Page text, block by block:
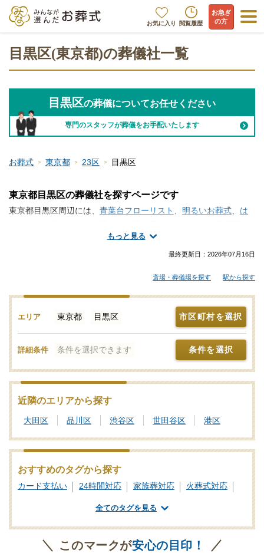
お気に入り 閲覧履歴
お急ぎ
の方
目黒区(東京都)の葬儀社一覧
目黒区の葬儀についてお任せください
専門のスタッフが葬儀をお手配いたします
お葬式 東京都 23区 目黒区
もっと見る
東京都目黒区の葬儀社を探すページです
東京都目黒区周辺には、 青葉台フローリスト 、 明るいお葬式、 は
は複数の葬儀社がございます。火葬のみ、一日葬、家族葬、一般
的な葬儀など、手厚く真心のこもったサービスが魅力の葬儀社か
せて選択することが大切です。各葬儀社の特徴、おすすめの葬儀
社などをご覧ください。「みんなが選んだお葬式」では、基準を
満たした目黒区対応の葬儀社をご紹介しております。少しでもご
不明点などがあれば、些細と思われることでも遠慮なく、お電話
最終更新日： 2026年07月16日
斎場・葬儀場を探す 駅から探す
エリア 東京都 目黒区 市区町村を選択
詳細条件 条件を選択できます 条件を選択
近隣のエリアから探す
大田区 品川区 渋谷区 世田谷区 港区
おすすめのタグから探す
カード支払い 24時間対応 家族葬対応
火葬式対応
社葬対応
業界団体加盟
全てのタグを見る
このマークが安心の目印！